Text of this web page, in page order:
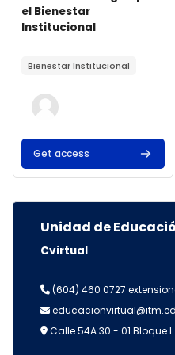
el Bienestar
Institucional
Bienestar Institucional
Get access
Bloques
Unidad de
Cvirtual
(604) 460 0727
Calle 54A 30 - 01 Bloque